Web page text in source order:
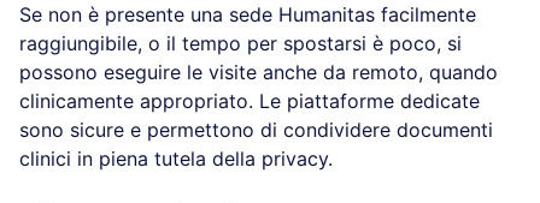
Se non è presente una sede Humanitas facilmente
raggiungibile, o il tempo per spostarsi è poco, si
possono eseguire le visite anche da remoto, quando
clinicamente appropriato. Le piattaforme dedicate
sono sicure e permettono di condividere documenti
clinici in piena tutela della privacy.